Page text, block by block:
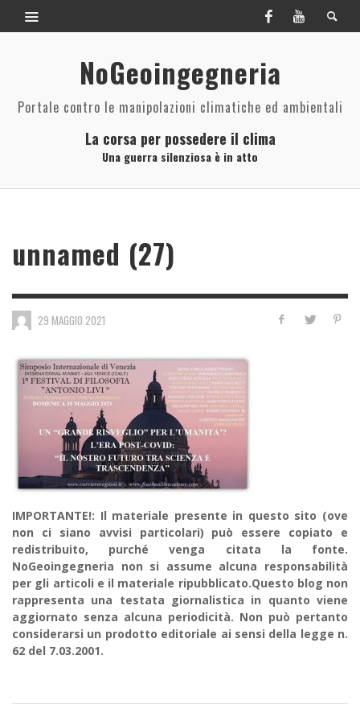
NoGeoingegneria
Portale contro le manipolazioni climatiche ed ambientali
La corsa per possedere il clima
Una guerra silenziosa è in atto
unnamed (27)
29 MAGGIO 2021
IMPORTANTE!: Il materiale presente in questo sito (ove
non ci siano avvisi particolari) può essere copiato e
redistribuito, purché venga citata la fonte.
NoGeoingegneria non si assume alcuna responsabilità
per gli articoli e il materiale ripubblicato.Questo blog non
rappresenta una testata giornalistica in quanto viene
aggiornato senza alcuna periodicità. Non può pertanto
considerarsi un prodotto editoriale ai sensi della legge n.
62 del 7.03.2001.